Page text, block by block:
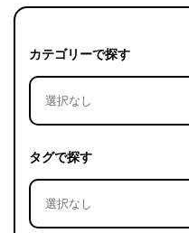
カテゴリーで探す
タグで探す